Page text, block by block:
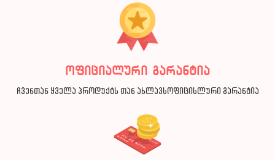
ოფიციალური გარანტია
ჩვენთან ყველა პროდუქტს თან ახლავსოფიცისლური გარანტია